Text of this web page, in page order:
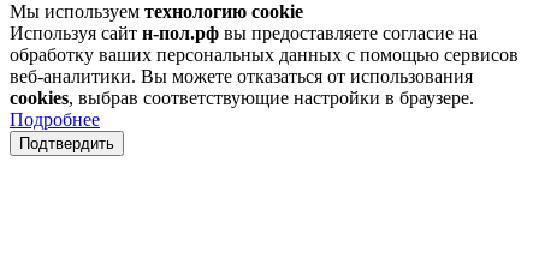
Мы используем технологию cookie
Используя сайт н-пол.рф вы предоставляете согласие на
обработку ваших персональных данных с помощью сервисов
веб-аналитики. Вы можете отказаться от использования
cookies, выбрав соответствующие настройки в браузере.
Подробнее
Подтвердить